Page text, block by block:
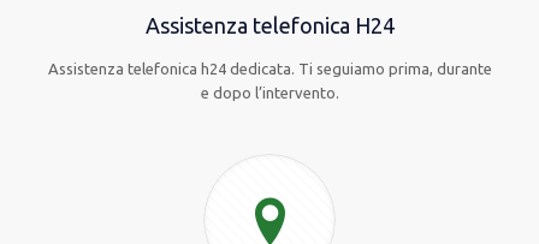
Assistenza telefonica H24
Assistenza telefonica h24 dedicata. Ti seguiamo prima, durante
e dopo l’intervento.